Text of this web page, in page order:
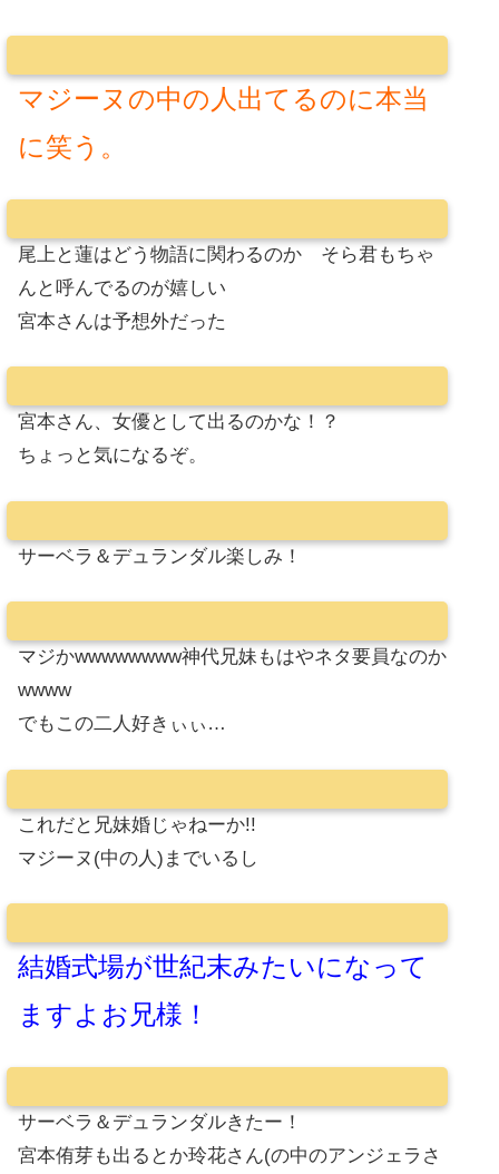
マジーヌの中の人出てるのに本当
に笑う。
尾上と蓮はどう物語に関わるのか そら君もちゃ
んと呼んでるのが嬉しい
宮本さんは予想外だった
宮本さん、女優として出るのかな！？
ちょっと気になるぞ。
サーベラ＆デュランダル楽しみ！
マジかwwwwwwww神代兄妹もはやネタ要員なのか
wwww
でもこの二人好きぃぃ…
これだと兄妹婚じゃねーか!!
マジーヌ(中の人)までいるし
結婚式場が世紀末みたいになって
ますよお兄様！
サーベラ＆デュランダルきたー！
宮本侑芽も出るとか玲花さん(の中のアンジェラさ